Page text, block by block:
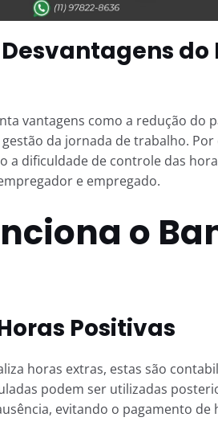
do
vantagens como a redução do
da jornada de trabalho.
a dificuldade de controle das
e empregado.
o
Positivas
horas extras, estas são
podem ser utilizadas
evitando o pagamento de